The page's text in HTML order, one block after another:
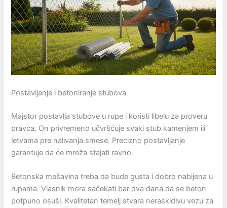
Postavljanje i betoniranje stubova
Majstor postavlja stubove u rupe i koristi libelu za proveru
pravca. On privremeno učvršćuje svaki stub kamenjem ili
letvama pre nalivanja smese. Precizno postavljanje
garantuje da će mreža stajati ravno.
Betonska mešavina treba da bude gusta i dobro nabijena u
rupama. Vlasnik mora sačekati bar dva dana da se beton
potpuno osuši. Kvalitetan temelj stvara neraskidivu vezu za